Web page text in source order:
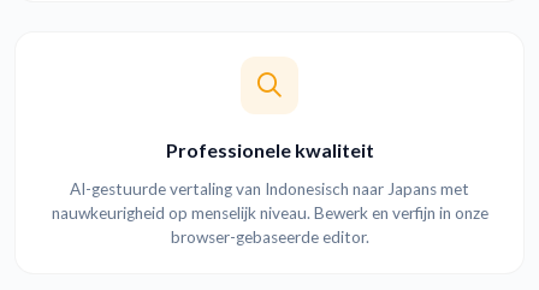
Professionele kwaliteit
AI-gestuurde vertaling van Indonesisch naar Japans met
nauwkeurigheid op menselijk niveau. Bewerk en verfijn in onze
browser-gebaseerde editor.